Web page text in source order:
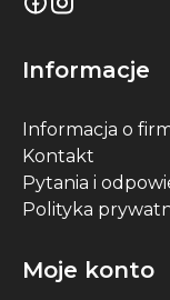
Informacje
Informacja o
Kontakt
Pytania i
Polityka
Moje konto